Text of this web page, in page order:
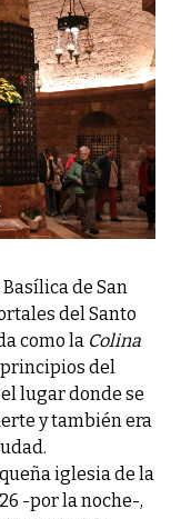
de San
del Santo
como la Colina
del
lugar donde se
y también era
iglesia de la
-por la noche-,